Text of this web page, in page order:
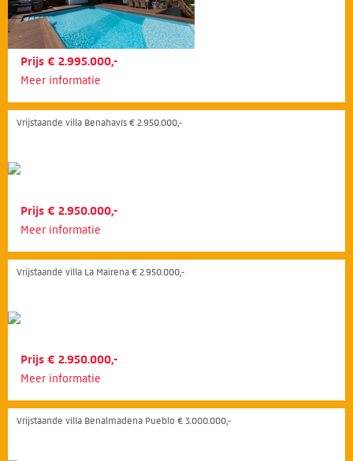
Prijs € 2.995.000,-
Meer informatie
Vrijstaande villa Benahavís € 2.950.000,-
Prijs € 2.950.000,-
Meer informatie
Vrijstaande villa La Mairena € 2.950.000,-
Prijs € 2.950.000,-
Meer informatie
Vrijstaande villa Benalmadena Pueblo € 3.000.000,-